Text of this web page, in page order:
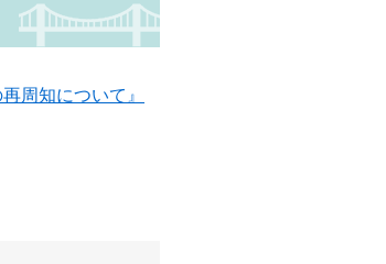
周知について』